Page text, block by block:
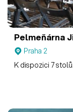
Pelmeňárna
Praha 2
K dispozici 7